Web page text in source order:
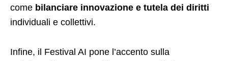
come bilanciare innovazione e tutela dei diritti
individuali e collettivi.
Infine, il Festival AI pone l’accento sulla